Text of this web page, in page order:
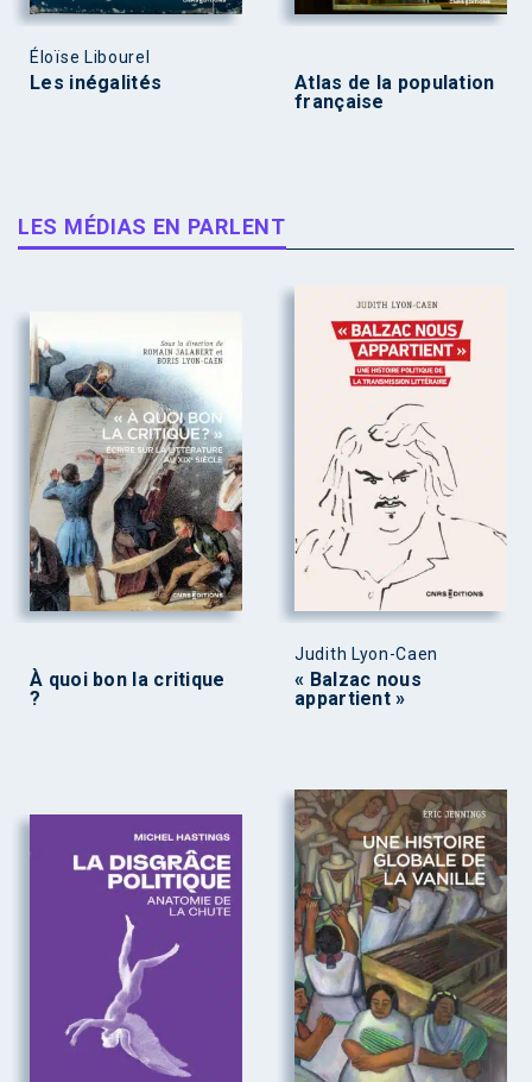
Éloïse Libourel
Les inégalités
Atlas de la population
française
LES MÉDIAS EN PARLENT
À quoi bon la critique
?
Judith Lyon-Caen
« Balzac nous
appartient »